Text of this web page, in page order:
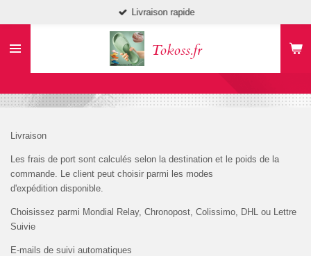
contenu
Tokoss.fr
Livraison rapide
Livraison
Les frais de port sont calculés selon la destination et le poids de la
commande. Le client peut choisir parmi les modes
d'expédition disponible.
Choisissez parmi Mondial Relay, Chronopost, Colissimo, DHL ou Lettre
Suivie
E-mails de suivi automatiques